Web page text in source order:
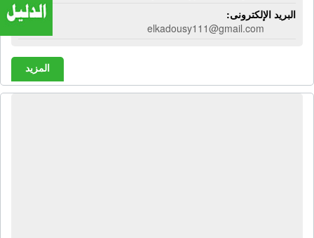
البريد الإلكترونى:
elkadousy111@gmail.com
المزيد